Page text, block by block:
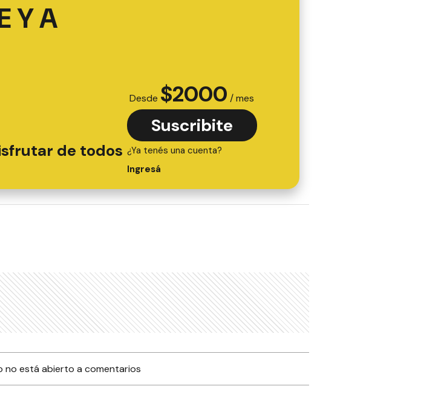
Y A
de todos
Desde $2000 / mes
Suscribite
¿Ya tenés una cuenta?
Ingresá
no está abierto a comentarios